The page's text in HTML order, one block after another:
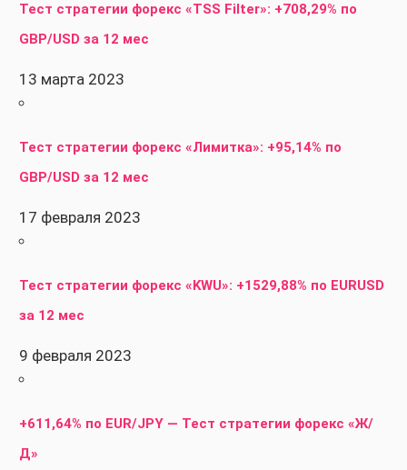
Тест стратегии форекс «TSS Filter»: +708,29% по
GBP/USD за 12 мес
13 марта 2023
Тест стратегии форекс «Лимитка»: +95,14% по
GBP/USD за 12 мес
17 февраля 2023
Тест стратегии форекс «KWU»: +1529,88% по EURUSD
за 12 мес
9 февраля 2023
+611,64% по EUR/JPY — Тест стратегии форекс «Ж/
Д»